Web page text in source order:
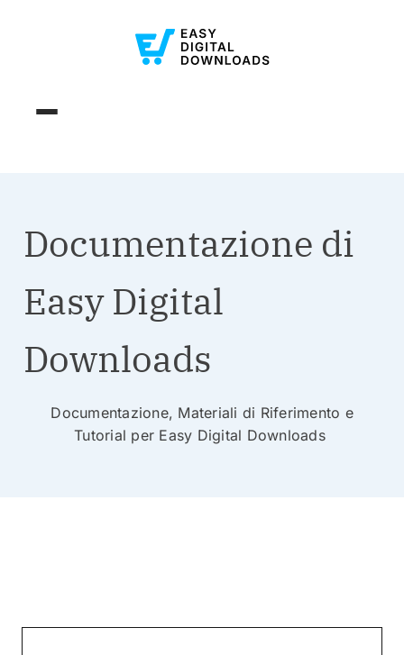
Documentazione di
Easy Digital
Downloads
Documentazione, Materiali di Riferimento e
Tutorial per Easy Digital Downloads